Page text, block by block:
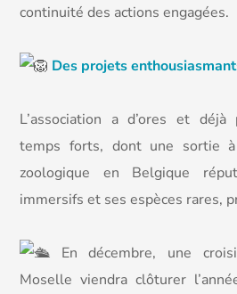
continuité des actions engagées.
Des projets
L’association a d’ores et déjà
temps forts, dont une sortie
zoologique en Belgique
immersifs et ses espèces rares,
En décembre, une
Moselle viendra clôturer